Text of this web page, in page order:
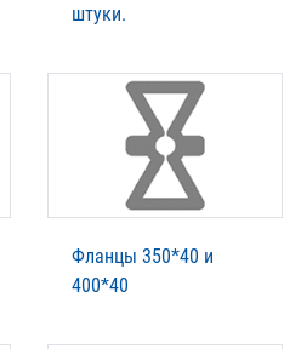
штуки.
Фланцы 350*40 и
400*40